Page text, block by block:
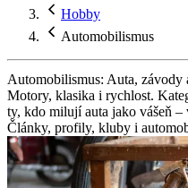
Hobby
Automobilismus
Automobilismus: Auta, závody
Motory, klasika i rychlost.
ty, kdo milují auta jako vášeň
Články, profily, kluby i